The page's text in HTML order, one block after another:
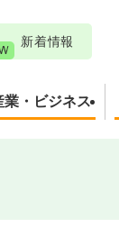
新着情報
業・ビジネス